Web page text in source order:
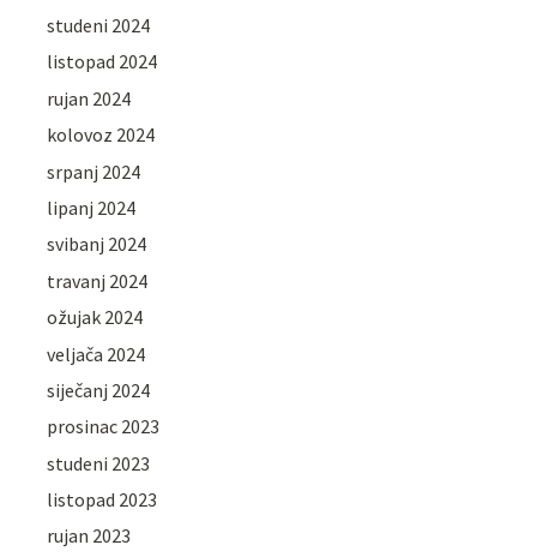
studeni 2024
listopad 2024
rujan 2024
kolovoz 2024
srpanj 2024
lipanj 2024
svibanj 2024
travanj 2024
ožujak 2024
veljača 2024
siječanj 2024
prosinac 2023
studeni 2023
listopad 2023
rujan 2023